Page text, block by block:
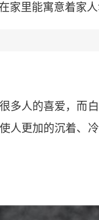
家里能寓意着家人
多人的喜爱，而
人更加的沉着、